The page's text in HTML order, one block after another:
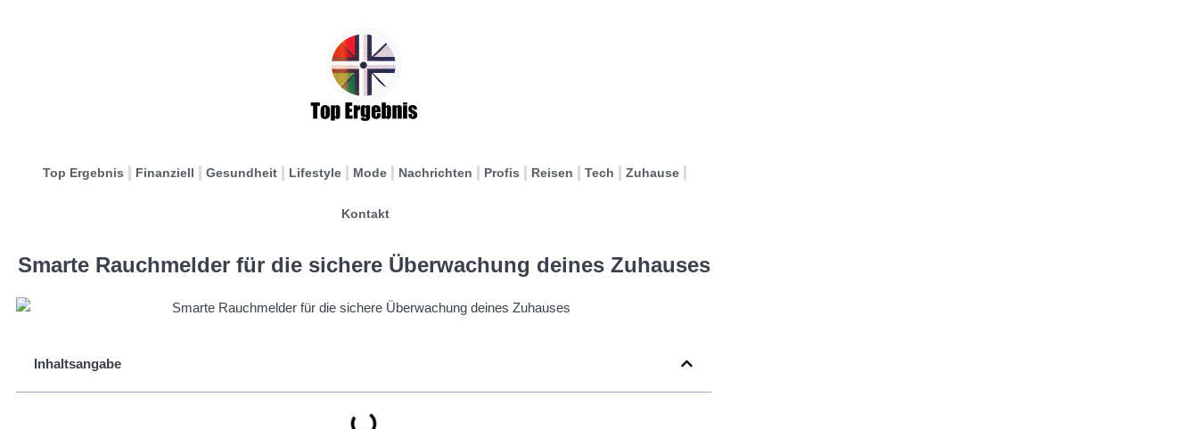
Top Ergebnis Finanziell Gesundheit Lifestyle Mode Nachrichten Profis Reisen Tech Zuhause
Kontakt
Smarte Rauchmelder für die sichere Überwachung deines Zuhauses
Inhaltsangabe